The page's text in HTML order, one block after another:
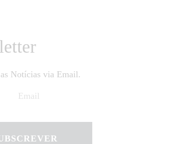
Notícias via Email.